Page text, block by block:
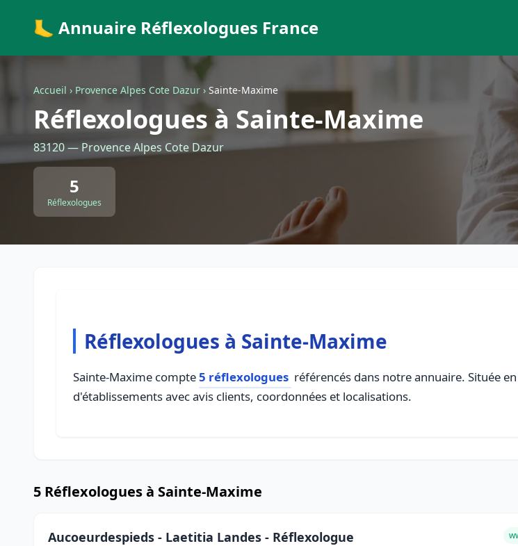
🦶 Annuaire Réflexologues France
Accueil › Provence Alpes Cote Dazur › Sainte-Maxime
Réflexologues à Sainte-Maxime
83120 — Provence Alpes Cote Dazur
5
Réflexologues
Réflexologues à Sainte-Maxime
Sainte-Maxime compte5 réflexologues référencés dans notre annuaire. Située
d'établissements avec avis clients, coordonnées et localisations.
5 Réflexologues à Sainte-Maxime
Aucoeurdespieds - Laetitia Landes - Réflexologue